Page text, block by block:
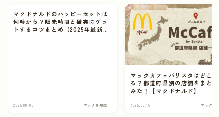
マクドナルドのハッピーセットは
何時から？販売時間と確実にゲッ
トするコツまとめ【2025年最新
2025.08.08 マック豆知識
マックカフェバリスタはどこ
る？都道府県別の店舗をまと
みた！【マクドナルド】
2025.05.16 マック豆